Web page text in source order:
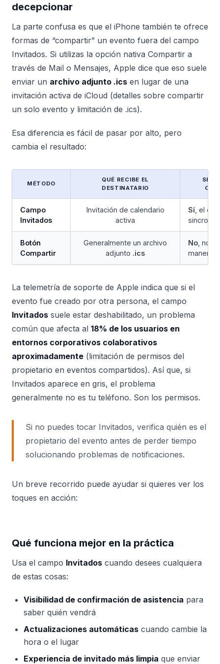
decepcionar
La parte confusa es que el iPhone también te ofrece
formas de “compartir” un evento fuera del campo
Invitados. Si utilizas la opción nativa Compartir a
través de Mail o Mensajes, Apple dice que eso suele
enviar un archivo adjunto .ics en lugar de una
invitación activa de iCloud (detalles sobre compartir
un solo evento y limitación de .ics).
Esa diferencia es fácil de pasar por alto, pero
cambia el resultado:
MÉTODO
QUÉ RECIBE EL
DESTINATARIO
Campo
Invitados
Invitación de calendario
activa
Sí , el
Botón
Compartir
Generalmente un archivo
adjunto .ics
No , no
manera
La telemetría de soporte de Apple indica que si el
evento fue creado por otra persona, el campo
Invitados suele estar deshabilitado, un problema
común que afecta al 18% de los usuarios en
entornos corporativos colaborativos
aproximadamente (limitación de permisos del
propietario en eventos compartidos). Así que, si
Invitados aparece en gris, el problema
generalmente no es tu teléfono. Son los permisos.
Si no puedes tocar Invitados, verifica quién es el
propietario del evento antes de perder tiempo
solucionando problemas de notificaciones.
Un breve recorrido puede ayudar si quieres ver los
toques en acción:
Qué funciona mejor en la práctica
Usa el campo Invitados cuando desees cualquiera
de estas cosas:
Visibilidad de confirmación de asistencia para
saber quién vendrá
Actualizaciones automáticas cuando cambie la
hora o el lugar
Experiencia de invitado más limpia que enviar